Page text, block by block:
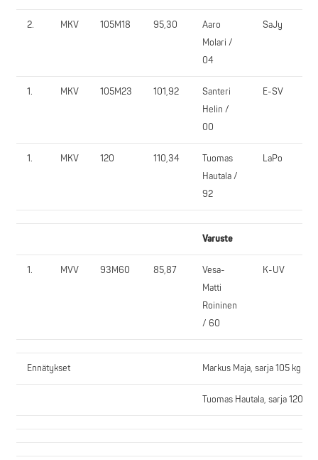
2. MKV 105M18 95,30
Aaro
Molari /
04
SaJy
1. MKV 105M23 101,92
Santeri
Helin /
00
E-SV
1. MKV 120 110,34
Tuomas
Hautala /
92
LaPo
Varuste
1. MVV 93M60 85,87
Vesa-
Matti
Roininen
/ 60
K-UV
Ennätykset Markus Maja, sarja 105 kg JK
Tuomas Hautala, sarja 120